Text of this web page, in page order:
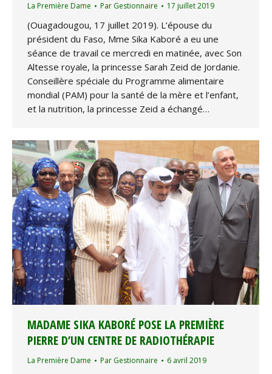
La Première Dame Par Gestionnaire 17 juillet 2019
(Ouagadougou, 17 juillet 2019). L’épouse du
président du Faso, Mme Sika Kaboré a eu une
séance de travail ce mercredi en matinée, avec Son
Altesse royale, la princesse Sarah Zeid de Jordanie.
Conseillère spéciale du Programme alimentaire
mondial (PAM) pour la santé de la mère et l’enfant,
et la nutrition, la princesse Zeid a échangé…
MADAME SIKA KABORÉ POSE LA PREMIÈRE
PIERRE D’UN CENTRE DE RADIOTHÉRAPIE
La Première Dame Par Gestionnaire 6 avril 2019